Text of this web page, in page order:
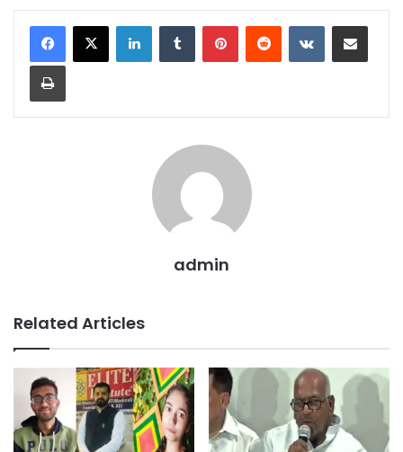
c
e
b
o
itt
er
at
s
s
er
ai ar
e
LinkedInTumblr PinterestReddit VKontakteShare via Email
Print
admin
Related Articles